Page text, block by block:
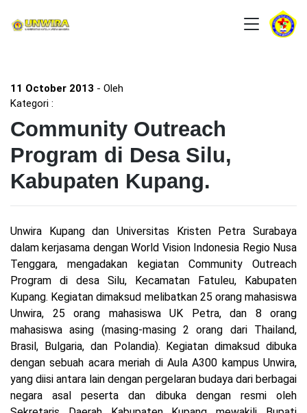
11 October 2013 - Oleh
Kategori :
Community Outreach
Program di Desa Silu,
Kabupaten Kupang.
Unwira Kupang dan Universitas Kristen Petra Surabaya
dalam kerjasama dengan World Vision Indonesia Regio Nusa
Tenggara, mengadakan kegiatan Community Outreach
Program di desa Silu, Kecamatan Fatuleu, Kabupaten
Kupang. Kegiatan dimaksud melibatkan 25 orang mahasiswa
Unwira, 25 orang mahasiswa UK Petra, dan 8 orang
mahasiswa asing (masing-masing 2 orang dari Thailand,
Brasil, Bulgaria, dan Polandia). Kegiatan dimaksud dibuka
dengan sebuah acara meriah di Aula A300 kampus Unwira,
yang diisi antara lain dengan pergelaran budaya dari berbagai
negara asal peserta dan dibuka dengan resmi oleh